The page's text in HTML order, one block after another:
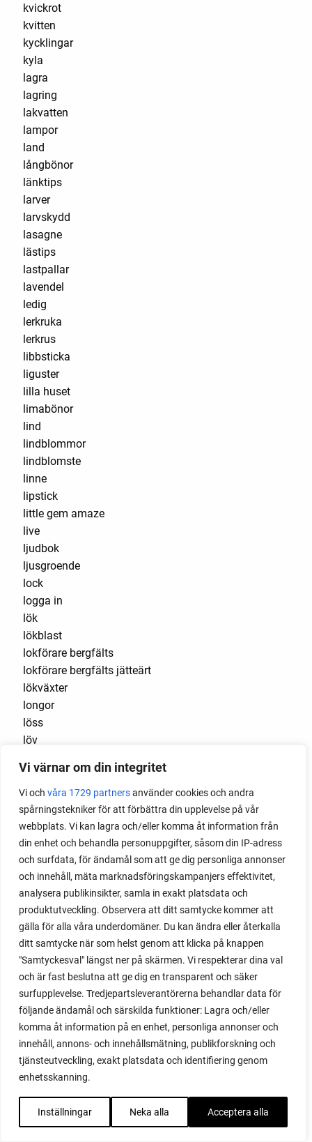
Vi värnar om din integritet
Vi och våra 1729 partnersanvänder cookies och andra
spårningstekniker för att förbättra din upplevelse på vår
webbplats. Vi kan lagra och/eller komma åt information från
din enhet och behandla personuppgifter, såsom din IP-adress
och surfdata, för ändamål som att ge dig personliga annonser
och innehåll, mäta marknadsföringskampanjers effektivitet,
analysera publikinsikter, samla in exakt platsdata och
produktutveckling. Observera att ditt samtycke kommer att
gälla för alla våra underdomäner. Du kan ändra eller återkalla
ditt samtycke när som helst genom att klicka på knappen
"Samtyckesval" längst ner på skärmen. Vi respekterar dina val
och är fast beslutna att ge dig en transparent och säker
surfupplevelse. Tredjepartsleverantörerna behandlar data för
följande ändamål och särskilda funktioner: Lagra och/eller
komma åt information på en enhet, personliga annonser och
innehåll, annons- och innehållsmätning, publikforskning och
tjänsteutveckling, exakt platsdata och identifiering genom
enhetsskanning.
Inställningar Neka alla Acceptera alla
kvickrot
kvitten
kycklingar
kyla
lagra
lagring
lakvatten
lampor
land
långbönor
länktips
larver
larvskydd
lasagne
lästips
lastpallar
lavendel
ledig
lerkruka
lerkrus
libbsticka
liguster
lilla huset
limabönor
lind
lindblommor
lindblomste
linne
lipstick
little gem amaze
live
ljudbok
ljusgroende
lock
logga in
lök
lökblast
lokförare bergfälts
lokförare bergfälts jätteärt
lökväxter
longor
löss
löv
luftlök
luktärt
luktärter
Luleå
maché
majrova
majs
majskolvar
majskorn
måla
malou efter tio
mangold
märgärt
märgärter
markduk
marmelad
mars
marsvin
maskkompost
maskrosor